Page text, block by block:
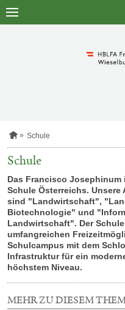
Zum
S
a
r
s
e
i
e
Schule
Schule
Das Francisco
Schule Österreichs.
sind "Landwirtschaft",
Biotechnologie" und
Landwirtschaft". Der
umfangreichen
Schulcampus mit dem
Infrastruktur für ein
höchstem Niveau.
MEHR ZU DIESEM